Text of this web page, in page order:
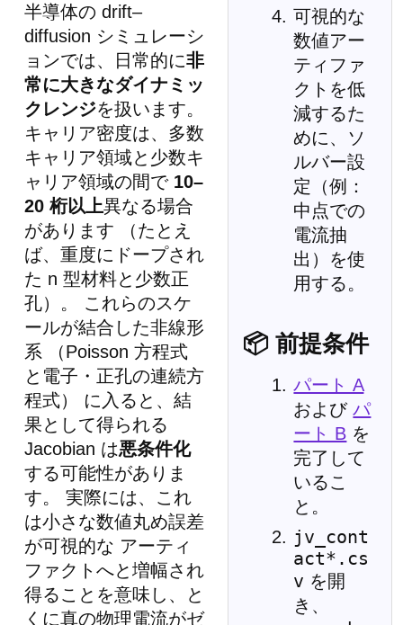
可視的な
数値アー
ティファ
クトを低
減するた
めに、ソ
ルバー設
定（例：
中点での
電流抽
出）を使
用する。
📦 前提条件
パート A
およびパ
ート B を
完了して
いるこ
と。
jv_cont
act*.cs
v を開
き、
半導体の drift–
diffusion シミュレーシ
ョンでは、日常的に非
常に大きなダイナミッ
クレンジを扱います。
キャリア密度は、多数
キャリア領域と少数キ
ャリア領域の間で 10–
20 桁以上異なる場合
があります （たとえ
ば、重度にドープされ
た n 型材料と少数正
孔）。 これらのスケ
ールが結合した非線形
系 （Poisson 方程式
と電子・正孔の連続方
程式） に入ると、結
果として得られる
Jacobian は悪条件化
する可能性がありま
す。 実際には、これ
は小さな数値丸め誤差
が可視的な アーティ
ファクトへと増幅され
得ることを意味し、と
くに真の物理電流がゼ